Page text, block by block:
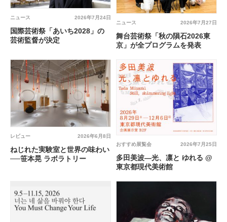
2026年7月24日
ニュース
国際芸術祭「あいち2028」の
芸術監督が決定
2026年7月27日
ニュース
舞台芸術祭「秋の隕石2026東
京」が全プログラムを発表
2026年6月8日
レビュー
ねじれた実験室と世界の味わい
──笹本晃 ラボラトリー
2026年7月25日
おすすめ展覧会
多田美波―光、凛と ゆれる @
東京都現代美術館